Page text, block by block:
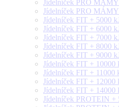
Jídelníček PRO MÁMY
Jídelníček PRO MÁMY
Jídelníček FIT + 5000
Jídelníček FIT + 6000
Jídelníček FIT + 7000
Jídelníček FIT + 8000
Jídelníček FIT + 9000
Jídelníček FIT + 10000
Jídelníček FIT + 11000
Jídelníček FIT + 12000
Jídelníček FIT + 14000
Jídelníček PROTEIN +